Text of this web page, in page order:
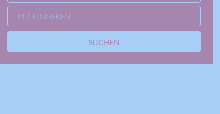
PLZ EINGEBEN
SUCHEN